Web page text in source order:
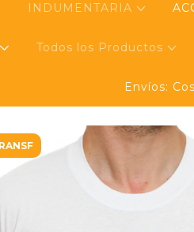
INDUMENTARIA
Todos los Productos
Envíos: